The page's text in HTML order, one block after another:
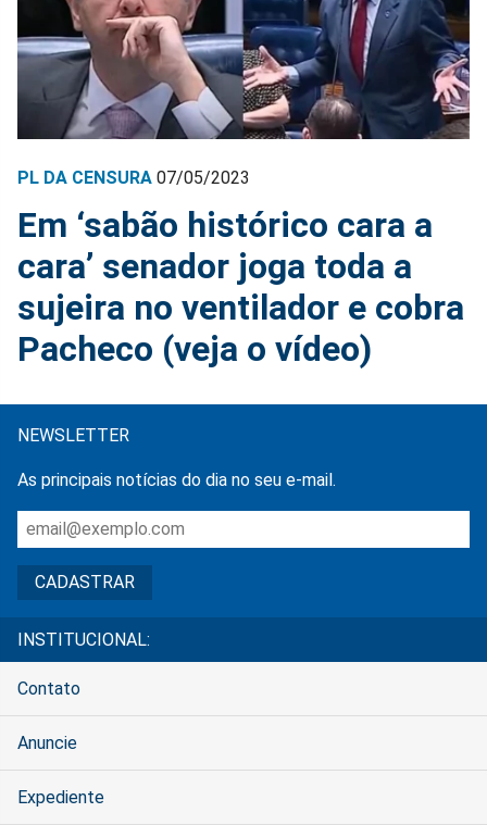
PL DA CENSURA 07/05/2023
Em ‘sabão histórico cara a
cara’ senador joga toda a
sujeira no ventilador e cobra
Pacheco (veja o vídeo)
NEWSLETTER
As principais notícias do dia no seu e-mail.
INSTITUCIONAL:
Contato
Anuncie
Expediente